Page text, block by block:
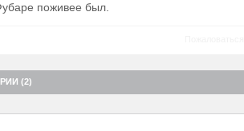
поживее был.
(2)